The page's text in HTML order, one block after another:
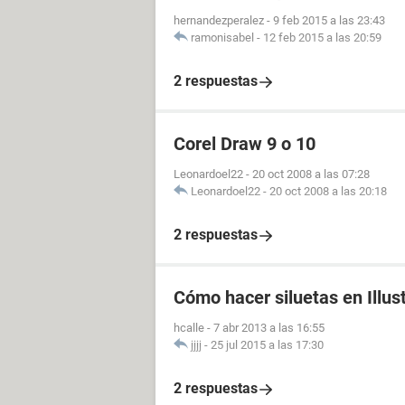
hernandezperalez - 9 feb 2015 a las 23:43
ramonisabel - 12 feb 2015 a las 20:59
2 respuestas
Corel Draw 9 o 10
Leonardoel22 - 20 oct 2008 a las 07:28
Leonardoel22 - 20 oct 2008 a las 20:18
2 respuestas
Cómo hacer siluetas en
hcalle - 7 abr 2013 a las 16:55
jjjj - 25 jul 2015 a las 17:30
2 respuestas